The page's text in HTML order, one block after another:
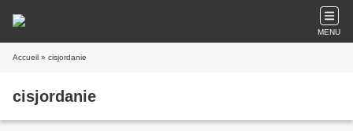
MENU
Accueil » cisjordanie
cisjordanie